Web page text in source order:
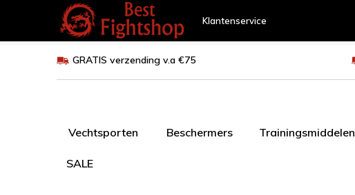
Klantenservice
GRATIS verzending v.a €75
Vechtsporten Beschermers Trainingsmiddelen
SALE